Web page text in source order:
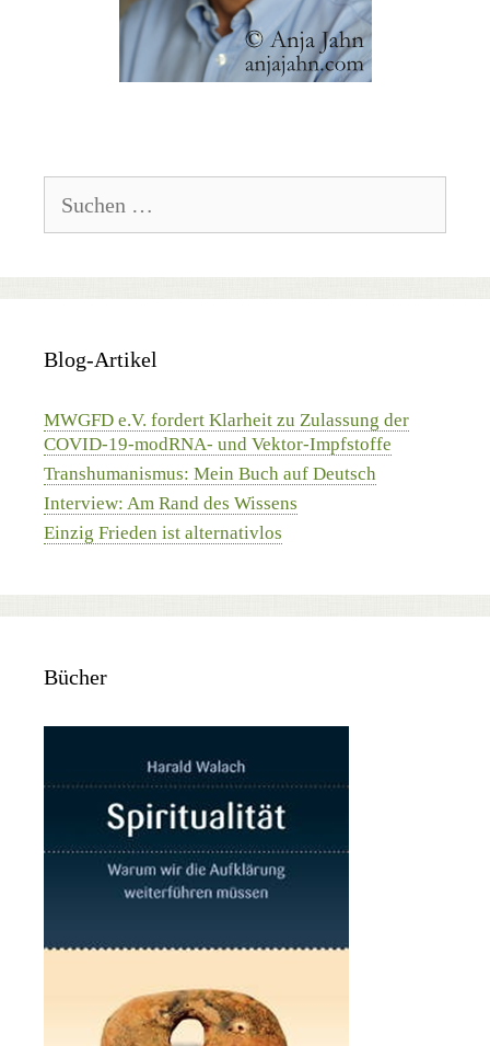
nach:
Blog-Artikel
MWGFD e.V. fordert Klarheit zu Zulassung der
COVID-19-modRNA- und Vektor-Impfstoffe
Transhumanismus: Mein Buch auf Deutsch
Interview: Am Rand des Wissens
Einzig Frieden ist alternativlos
Bücher